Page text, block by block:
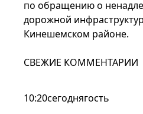
по обращению о
дорожной
Кинешемском районе.
СВЕЖИЕ КОММЕНТАРИИ
10:20сегоднягость